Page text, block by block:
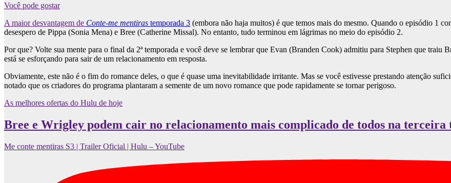
Você pode gostar
A maior desvantagem de Conte-me mentiras temporada 3 (embora não haja muitos) é que temos mais do mesmo. Quando o episódio 1
desespero de Pippa (Sonia Mena) e Bree (Catherine Missal). No entanto, tudo terminou em lágrimas no meio do episódio 2.
Por que? Volte sua mente para o final da 2ª temporada e você deve se lembrar que Evan (Branden Cook) admitiu para Stephen que traiu
está se esforçando para sair de um relacionamento em resposta.
Obviamente, este não é o fim do romance deles, o que é quase uma inevitabilidade irritante. Mas se você estivesse prestando atenção
notado que os criadores do programa plantaram a semente de um novo romance que pode rapidamente se tornar perigoso.
As melhores ofertas do Hulu de hoje
Bree e Wrigley podem cair no relacionamento mais complicado de todos na
Me conte mentiras S3 | Trailer Oficial | Hulu – YouTube